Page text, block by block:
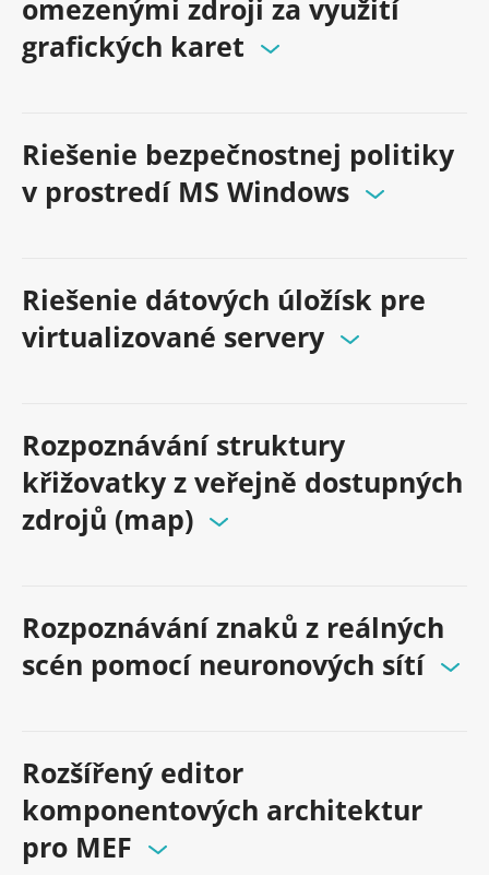
omezenými zdroji za využití
grafických karet
Riešenie bezpečnostnej politiky
v prostredí MS Windows
Riešenie dátových úložísk pre
virtualizované servery
Rozpoznávání struktury
křižovatky z veřejně dostupných
zdrojů (map)
Rozpoznávání znaků z reálných
scén pomocí neuronových sítí
Rozšířený editor
komponentových architektur
pro MEF